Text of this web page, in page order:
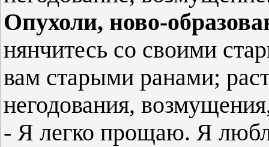
Опухоли, ново-
нянчитесь со своими
вам старыми ранами;
негодования,
- Я легко прощаю. Я